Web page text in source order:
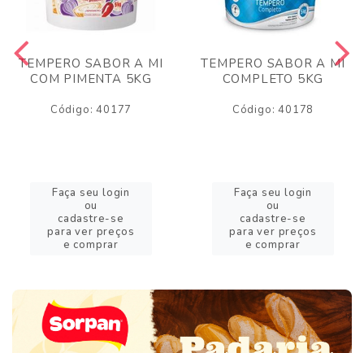
TEMPERO SABOR A MI
COM PIMENTA 5KG
Código: 40177
Faça seu login
ou
cadastre-se
para ver preços
e comprar
TEMPERO SABOR A MI
COMPLETO 5KG
Código: 40178
Faça seu login
ou
cadastre-se
para ver preços
e comprar